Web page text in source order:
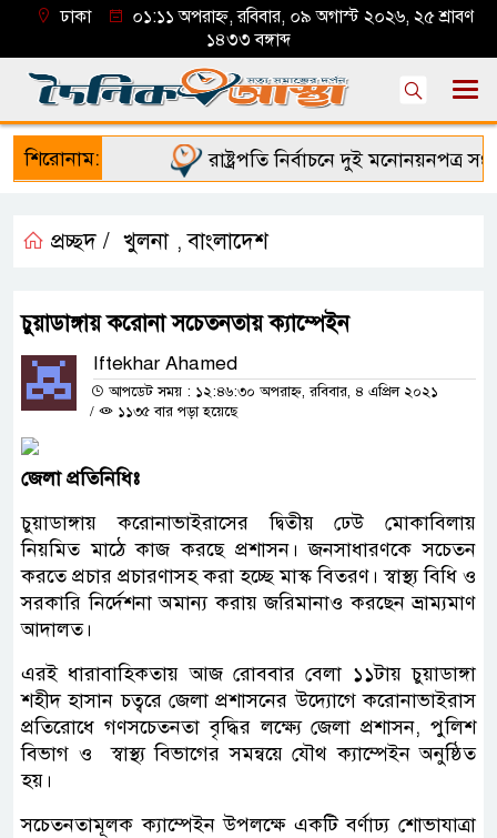
ঢাকা
০১:১১ অপরাহ্ন, রবিবার, ০৯ অগাস্ট ২০২৬, ২৫ শ্রাবণ
১৪৩৩ বঙ্গাব্দ
শিরোনাম: রাষ্ট্রপতি নির্বাচনে দুই মনোনয়নপত্র সংগ্রহ
প্রচ্ছদ / খুলনা ,বাংলাদেশ
চুয়াডাঙ্গায় করোনা সচেতনতায় ক্যাম্পেইন
Iftekhar Ahamed
আপডেট সময় : ১২:৪৬:৩০ অপরাহ্ন, রবিবার, ৪ এপ্রিল ২০২১
/
১১৩৫ বার পড়া হয়েছে
জেলা প্রতিনিধিঃ
চুয়াডাঙ্গায় করোনাভাইরাসের দ্বিতীয় ঢেউ মোকাবিলায়
নিয়মিত মাঠে কাজ করছে প্রশাসন। জনসাধারণকে সচেতন
করতে প্রচার প্রচারণাসহ করা হচ্ছে মাস্ক বিতরণ। স্বাস্থ্য বিধি ও
সরকারি নির্দেশনা অমান্য করায় জরিমানাও করছেন ভ্রাম্যমাণ
আদালত।
এরই ধারাবাহিকতায় আজ রোববার বেলা ১১টায় চুয়াডাঙ্গা
শহীদ হাসান চত্বরে জেলা প্রশাসনের উদ্যোগে করোনাভাইরাস
প্রতিরোধে গণসচেতনতা বৃদ্ধির লক্ষ্যে জেলা প্রশাসন, পুলিশ
বিভাগ ও স্বাস্থ্য বিভাগের সমন্বয়ে যৌথ ক্যাম্পেইন অনুষ্ঠিত
হয়।
সচেতনতামূলক ক্যাম্পেইন উপলক্ষে একটি বর্ণাঢ্য শোভাযাত্রা